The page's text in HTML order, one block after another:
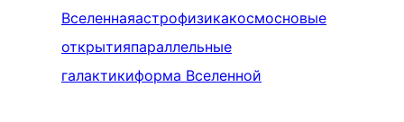
Вселеннаяастрофизикакосмосновые
открытияпараллельные
галактикиформа Вселенной